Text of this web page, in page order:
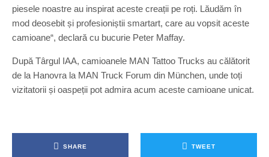
piesele noastre au inspirat aceste creații pe roți. Lăudăm în
mod deosebit și profesioniștii smartart, care au vopsit aceste
camioane“, declară cu bucurie Peter Maffay.
După Târgul IAA, camioanele MAN Tattoo Trucks au călătorit
de la Hanovra la MAN Truck Forum din München, unde toți
vizitatorii și oaspeții pot admira acum aceste camioane unicat.
SHARE TWEET